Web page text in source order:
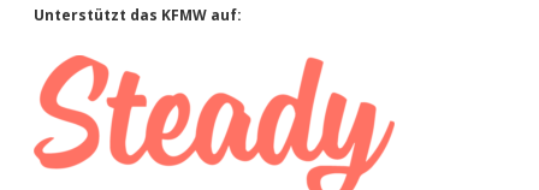
Sidebar
Unterstützt das KFMW auf: